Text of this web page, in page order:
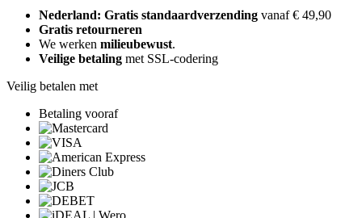
Nederland: Gratis standaardverzending vanaf € 49,90
Gratis retourneren
We werken milieubewust.
Veilige betaling met SSL-codering
Veilig betalen met
Betaling vooraf